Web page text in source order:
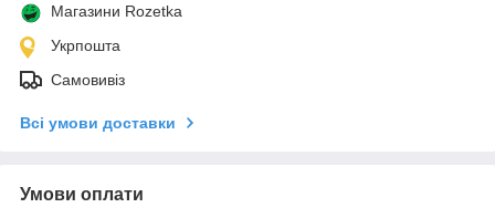
Магазини Rozetka
Укрпошта
Самовивіз
Всі умови доставки
Умови оплати